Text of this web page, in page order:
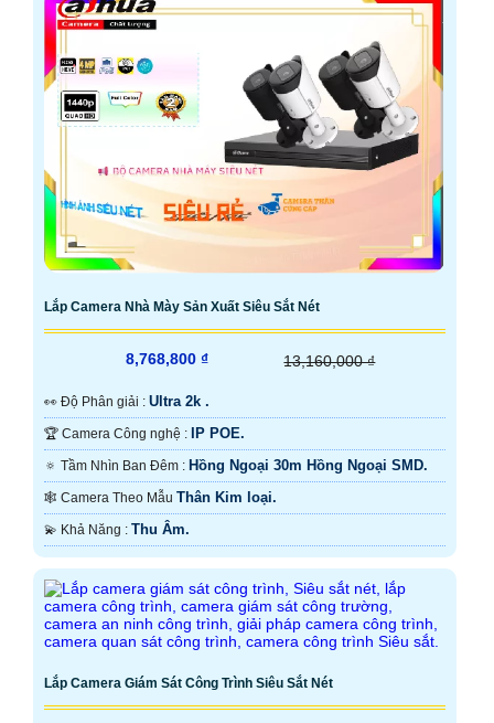
Lắp Camera Nhà Mày Sản Xuất Siêu Sắt Nét
8,768,800 ₫ 13,160,000 ₫
️👀 Độ Phân giải : Ultra 2k .
🏆 Camera Công nghệ : IP POE.
🔅 Tầm Nhìn Ban Đêm : Hồng Ngoại 30m Hồng Ngoại SMD.
🕸️ Camera Theo Mẫu Thân Kim loại.
️💫 Khả Năng : Thu Âm.
Lắp Camera Giám Sát Công Trình Siêu Sắt Nét